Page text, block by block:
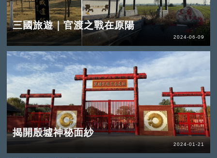
三國旅遊｜官渡之戰在原陽
2024-06-09
揭開殷墟神秘面紗
2024-01-21